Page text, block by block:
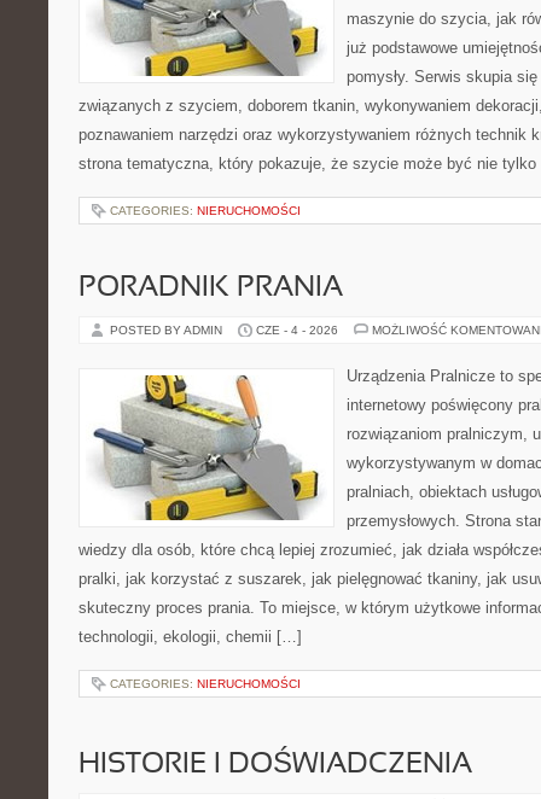
maszynie do szycia, jak
już podstawowe
pomysły. Serwis skupia
związanych z szyciem, doborem tkanin, wykonywaniem
poznawaniem narzędzi oraz wykorzystywaniem różnych technik
strona tematyczna, który pokazuje, że szycie może być nie
CATEGORIES: NIERUCHOMOŚCI
PORADNIK PRANIA
POSTED BY ADMIN CZE - 4 - 2026 MOŻLIWOŚĆ
Urządzenia Pralnicze to
internetowy poświęcony
rozwiązaniom pralniczym,
wykorzystywanym w
pralniach, obiektach
przemysłowych. Strona
wiedzy dla osób, które chcą lepiej zrozumieć, jak działa
pralki, jak korzystać z suszarek, jak pielęgnować tkaniny, jak
skuteczny proces prania. To miejsce, w którym użytkowe
technologii, ekologii, chemii […]
CATEGORIES: NIERUCHOMOŚCI
HISTORIE I DOŚWIADCZENIA